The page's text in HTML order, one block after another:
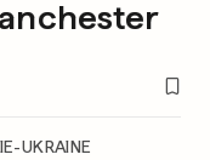
UKRAINE